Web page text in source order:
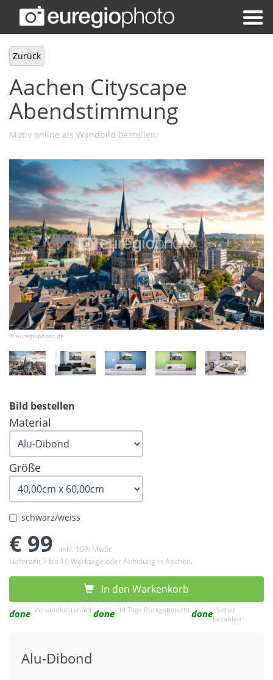
Zurück
Aachen Cityscape
Abendstimmung
Motiv online als Wandbild bestellen:
© euregiophoto.de
Bild bestellen
Material
Größe
schwarz/weiss
€ 99
inkl. 19% MwSt
Lieferzeit 7 bis 10 Werktage oder Abholung in Aachen.
In den Warkenkorb
done Versandkostenfrei done 14 Tage Rückgaberechtdone Sicher
bezahlen
Alu-Dibond